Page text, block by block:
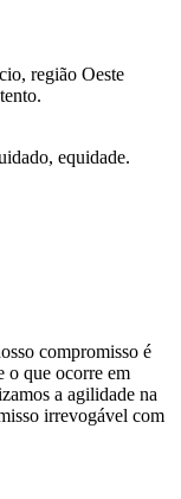
região Oeste
equidade.
compromisso é
o que ocorre em
a agilidade na
irrevogável com